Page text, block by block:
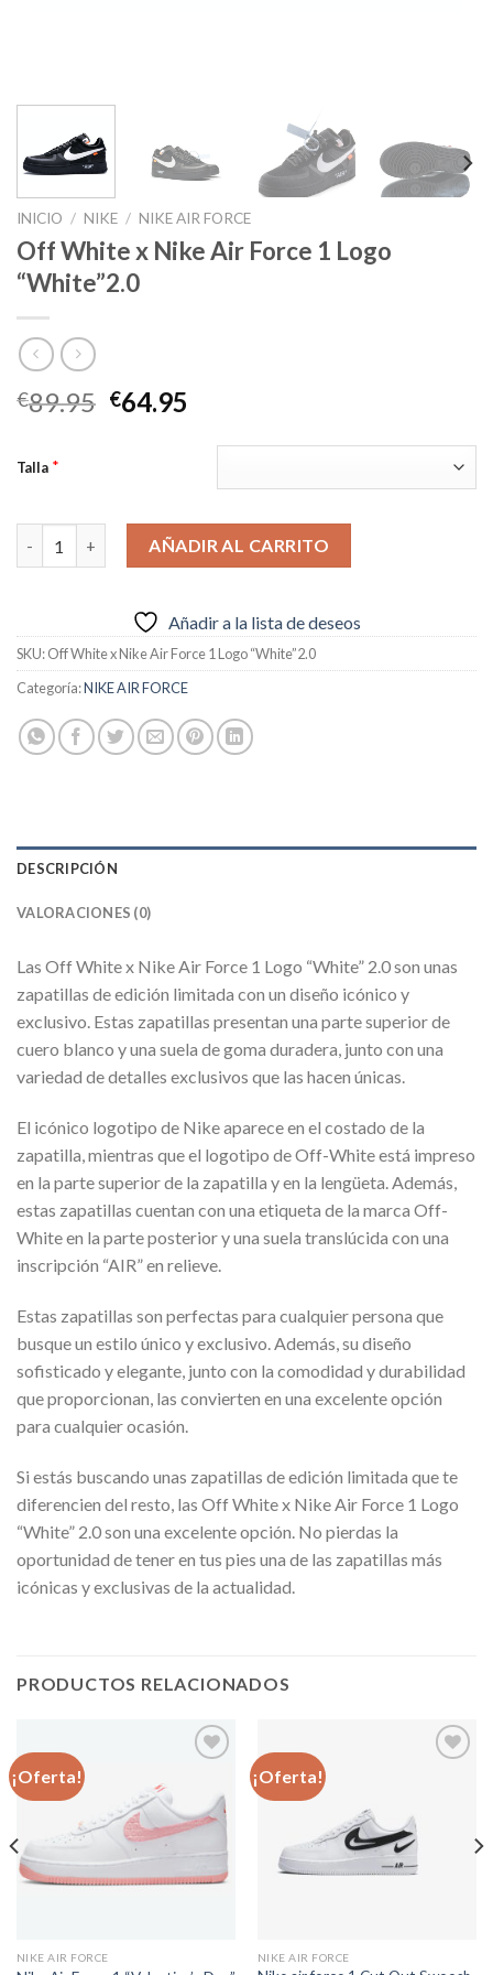
INICIO / NIKE / NIKE AIR FORCE
Off White x Nike Air Force 1 Logo
“White”2.0
€89.95 El
€64.95
actual
es:
Talla *
Off White x Nike Air Force 1 Logo “White”2.0 cantidad
AÑADIR AL CARRITO
Añadir a la lista de deseos
SKU:Off White x Nike Air Force 1 Logo “White”2.0
Categoría:NIKE AIR FORCE
DESCRIPCIÓN
VALORACIONES (0)
Las Off White x Nike Air Force 1 Logo “White” 2.0 son unas
zapatillas de edición limitada con un diseño icónico y
exclusivo. Estas zapatillas presentan una parte superior de
cuero blanco y una suela de goma duradera, junto con una
variedad de detalles exclusivos que las hacen únicas.
El icónico logotipo de Nike aparece en el costado de la
zapatilla, mientras que el logotipo de Off-White está impreso
en la parte superior de la zapatilla y en la lengüeta. Además,
estas zapatillas cuentan con una etiqueta de la marca Off-
White en la parte posterior y una suela translúcida con una
inscripción “AIR” en relieve.
Estas zapatillas son perfectas para cualquier persona que
busque un estilo único y exclusivo. Además, su diseño
sofisticado y elegante, junto con la comodidad y durabilidad
que proporcionan, las convierten en una excelente opción
para cualquier ocasión.
Si estás buscando unas zapatillas de edición limitada que te
diferencien del resto, las Off White x Nike Air Force 1 Logo
“White” 2.0 son una excelente opción. No pierdas la
oportunidad de tener en tus pies una de las zapatillas más
icónicas y exclusivas de la actualidad.
PRODUCTOS RELACIONADOS
¡Oferta!
Añadir
a la
deseos
NIKE AIR FORCE
¡Oferta!
NIKE AIR FORCE